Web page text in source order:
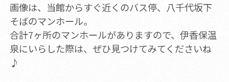
画像は、当館からすぐ近くのバス停、八千代坂下
そばのマンホール。
合計7ヶ所のマンホールがありますので、伊香保温
泉にいらした際は、ぜひ見つけてみてくださいね
♪